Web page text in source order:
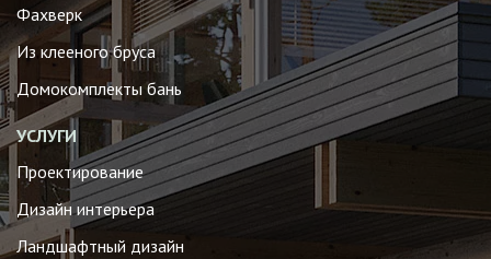
Фахверк
Из клееного бруса
Домокомплекты бань
УСЛУГИ
Проектирование
Дизайн интерьера
Ландшафтный дизайн